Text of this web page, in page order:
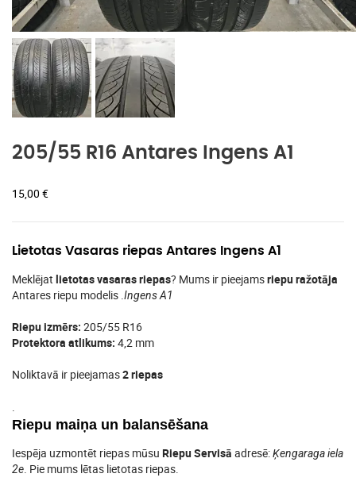
205/55 R16 Antares Ingens A1
15,00 €
Lietotas Vasaras riepas Antares Ingens A1
Meklējat lietotas vasaras riepas? Mums ir pieejamsriepu ražotāja
Antares riepu modelis .Ingens A1
Riepu izmērs: 205/55 R16
Protektora atlikums: 4,2 mm
Noliktavā ir pieejamas2 riepas
.
Riepu maiņa un balansēšana
Iespēja uzmontēt riepas mūsu Riepu Servisā adresē:Ķengaraga iela
2e. Pie mums lētas lietotas riepas.